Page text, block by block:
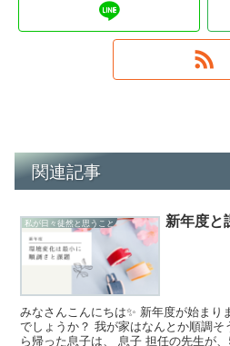
関連記事
私が日々徒然と思うこと 新年度と
みなさんこんにちは✨ 新年度が始まり
でしょうか？ 我が家はなんとか順調
ら帰った息子は、 息子 担任の先生が